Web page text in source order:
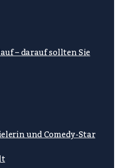
– darauf sollten Sie
und Comedy-Star